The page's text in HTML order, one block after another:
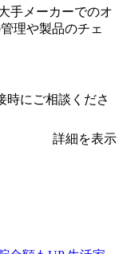
手メーカーでのオ
理や製品のチェ
にご相談くださ
詳細を表示